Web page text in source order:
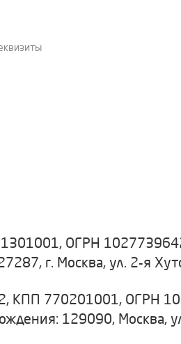
ОГРН
г. Москва, ул. 2-я
770201001, ОГРН
129090, Москва,